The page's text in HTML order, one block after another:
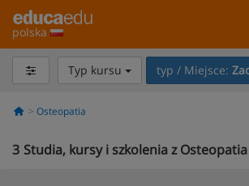
polska
Typ kursu typ / Miejsce:
Osteopatia
3 Studia, kursy i szkolenia z